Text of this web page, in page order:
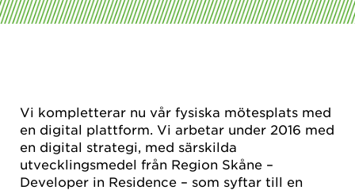
Vi kompletterar nu vår fysiska mötesplats med
en digital plattform. Vi arbetar under 2016 med
en digital strategi, med särskilda
utvecklingsmedel från Region Skåne –
Developer in Residence – som syftar till en